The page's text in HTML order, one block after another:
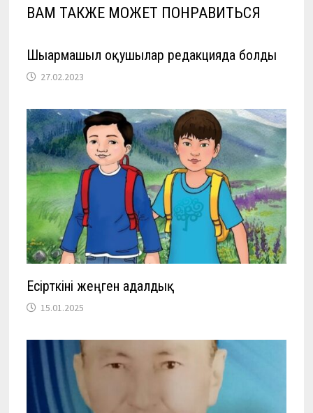
ВАМ ТАКЖЕ МОЖЕТ ПОНРАВИТЬСЯ
Шығармашыл оқушылар редакцияда болды
27.02.2023
Есірткіні жеңген адалдық
15.01.2025